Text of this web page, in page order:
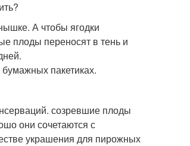
А чтобы ягодки
плоды переносят в тень и
пакетиках.
созревшие плоды
они сочетаются с
украшения для пирожных